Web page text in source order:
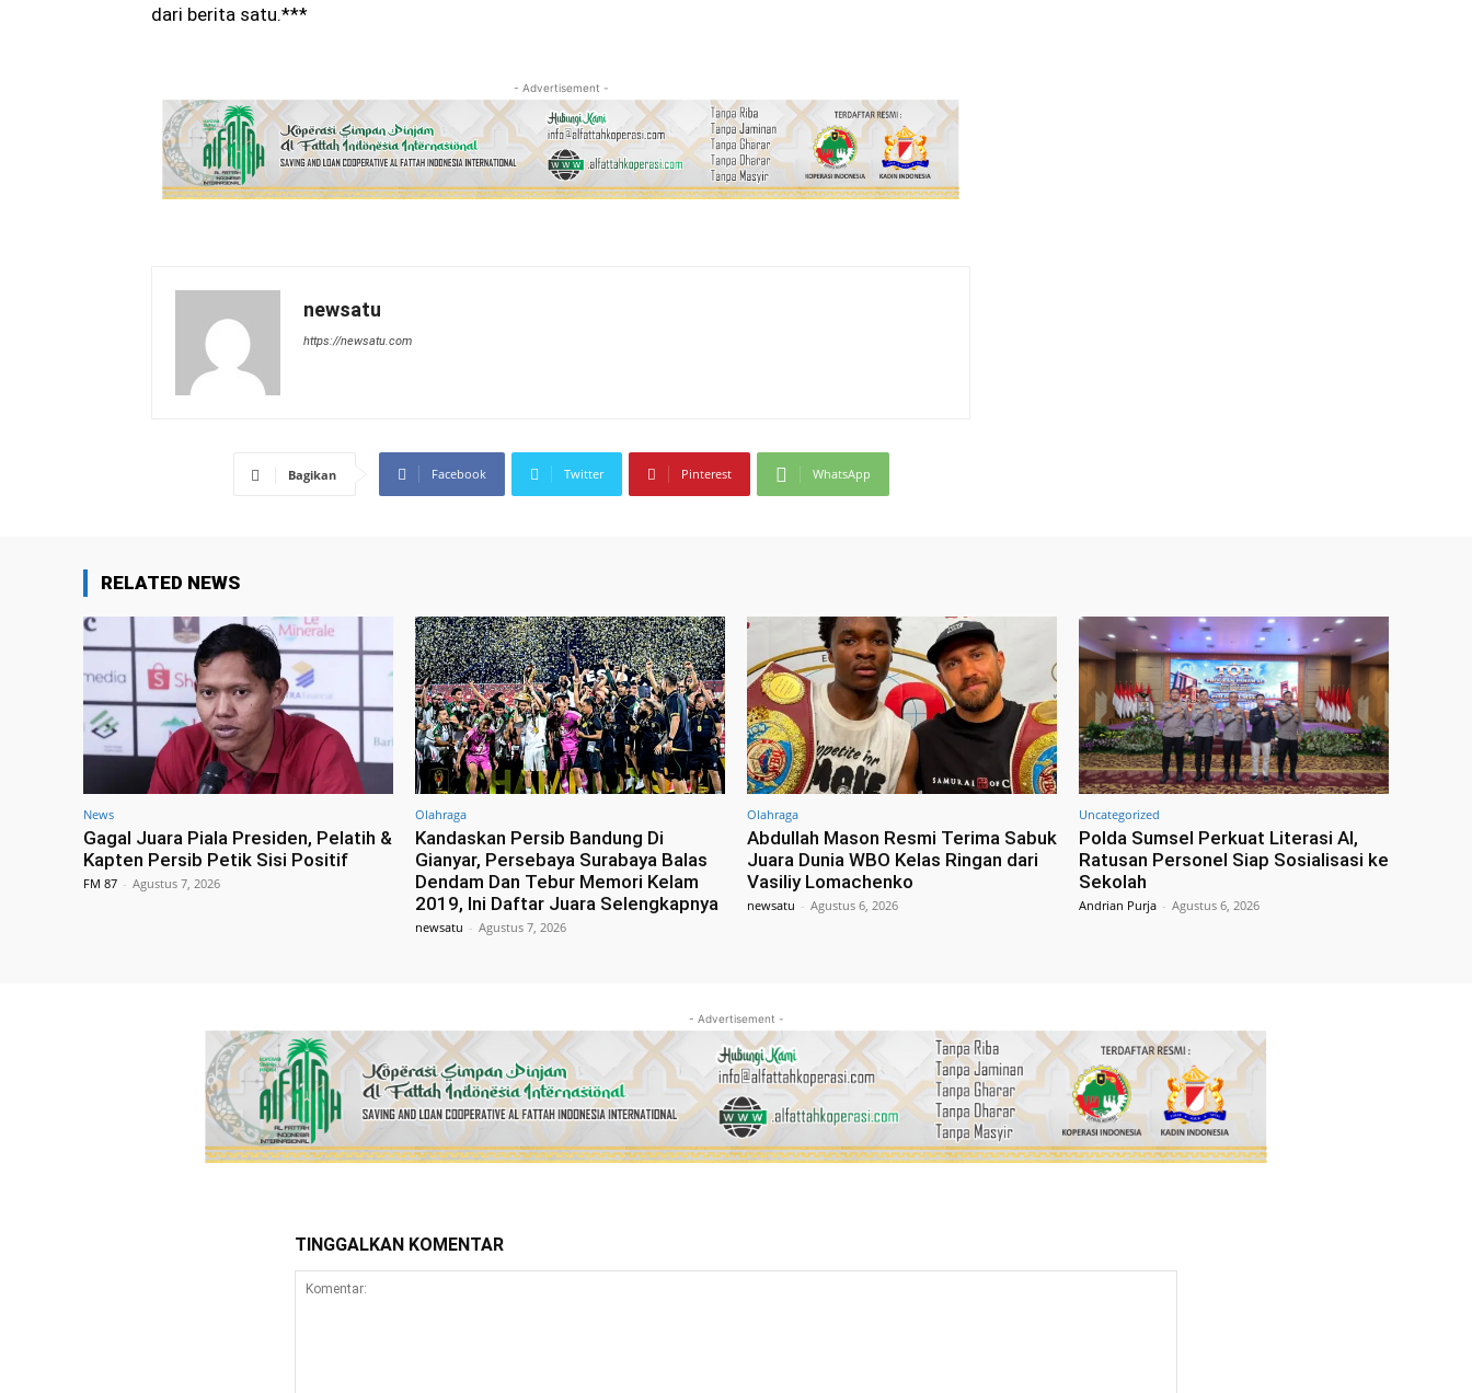
dari berita satu.***
- Advertisement -
newsatu
https://newsatu.com
Bagikan Facebook Twitter Pinterest WhatsApp
RELATED NEWS
News
Gagal Juara Piala Presiden, Pelatih &
Kapten Persib Petik Sisi Positif
FM 87 - Agustus 7, 2026
Olahraga
Kandaskan Persib Bandung Di
Gianyar, Persebaya Surabaya Balas
Dendam Dan Tebur Memori Kelam
2019, Ini Daftar Juara Selengkapnya
newsatu - Agustus 7, 2026
Olahraga
Abdullah Mason Resmi Terima Sabuk
Juara Dunia WBO Kelas Ringan dari
Vasiliy Lomachenko
newsatu - Agustus 6, 2026
Uncategorized
Polda Sumsel Perkuat Literasi AI,
Ratusan Personel Siap Sosialisasi ke
Sekolah
Andrian Purja - Agustus 6, 2026
- Advertisement -
TINGGALKAN KOMENTAR